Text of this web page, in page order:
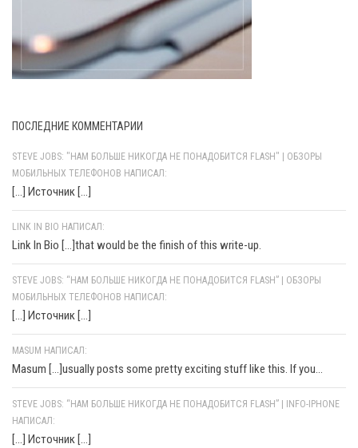
ПОСЛЕДНИЕ КОММЕНТАРИИ
STEVE JOBS: "НАМ БОЛЬШЕ НИКОГДА НЕ ПОНАДОБИТСЯ FLASH" | ОБЗОРЫ
МОБИЛЬНЫХ ТЕЛЕФОНОВ НАПИСАЛ:
[…] Источник […]
LINK IN BIO НАПИСАЛ:
Link In Bio [...]that would be the finish of this write-up.
STEVE JOBS: “НАМ БОЛЬШЕ НИКОГДА НЕ ПОНАДОБИТСЯ FLASH” | ОБЗОРЫ
МОБИЛЬНЫХ ТЕЛЕФОНОВ НАПИСАЛ:
[…] Источник […]
MASUM НАПИСАЛ:
Masum [...]usually posts some pretty exciting stuff like this. If you...
STEVE JOBS: “НАМ БОЛЬШЕ НИКОГДА НЕ ПОНАДОБИТСЯ FLASH” | INFO-IPHONE
НАПИСАЛ:
[…] Источник […]